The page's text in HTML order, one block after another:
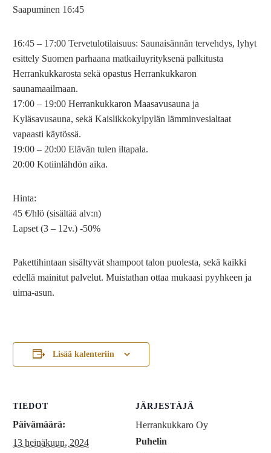
Saapuminen 16:45
16:45 – 17:00 Tervetulotilaisuus: Saunaisännän tervehdys, lyhyt
esittely Suomen parhaana matkailuyrityksenä palkitusta
Herrankukkarosta sekä opastus Herrankukkaron
saunamaailmaan.
17:00 – 19:00 Herrankukkaron Maasavusauna ja
Kyläsavusauna, sekä Kaislikkokylpylän lämminvesialtaat
vapaasti käytössä.
19:00 – 20:00 Elävän tulen iltapala.
20:00 Kotiinlähdön aika.
Hinta:
45 €/hlö (sisältää alv:n)
Lapset (3 – 12v.) -50%
Pakettihintaan sisältyvät shampoot talon puolesta, sekä kaikki
edellä mainitut palvelut. Muistathan ottaa mukaasi pyyhkeen ja
uima-asun.
Lisää kalenteriin
TIEDOT
Päivämäärä:
13 heinäkuun, 2024
JÄRJESTÄJÄ
Herrankukkaro Oy
Puhelin